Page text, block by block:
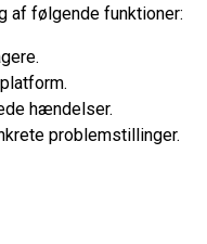
af følgende funktioner:
hændelser.
problemstillinger.